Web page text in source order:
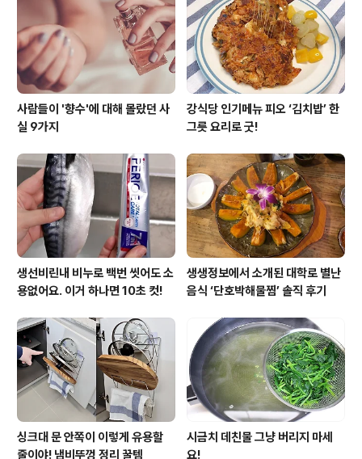
사람들이 '향수'에 대해 몰랐던 사
실 9가지
강식당 인기메뉴 피오 ‘김치밥’ 한
그릇 요리로 굿!
생선비린내 비누로 백번 씻어도 소
용없어요. 이거 하나면 10초 컷!
생생정보에서 소개된 대학로 별난
음식 ‘단호박해물찜’ 솔직 후기
싱크대 문 안쪽이 이렇게 유용할
줄이야! 냄비뚜껑 정리 꿀템
시금치 데친물 그냥 버리지 마세
요!